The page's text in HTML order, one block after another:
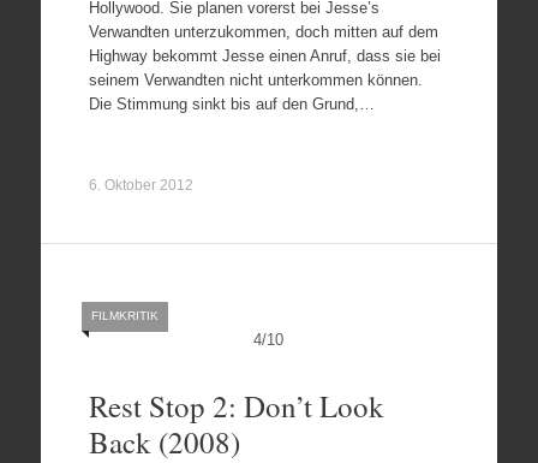
Hollywood. Sie planen vorerst bei Jesse’s
Verwandten unterzukommen, doch mitten auf dem
Highway bekommt Jesse einen Anruf, dass sie bei
seinem Verwandten nicht unterkommen können.
Die Stimmung sinkt bis auf den Grund,…
6. Oktober 2012
4/10
FILMKRITIK
Rest Stop 2: Don’t Look
Back (2008)